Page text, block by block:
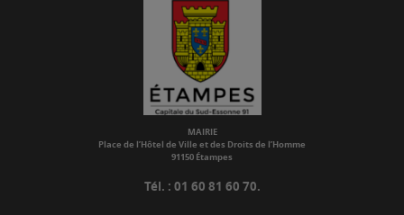
MAIRIE
Place de l’Hôtel de Ville et des Droits de l’Homme
91150 Étampes
Tél. : 01 60 81 60 70.